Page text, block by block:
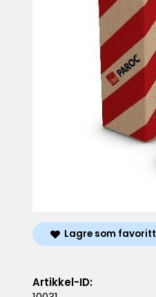
Lagre som favoritt
Artikkel-ID: